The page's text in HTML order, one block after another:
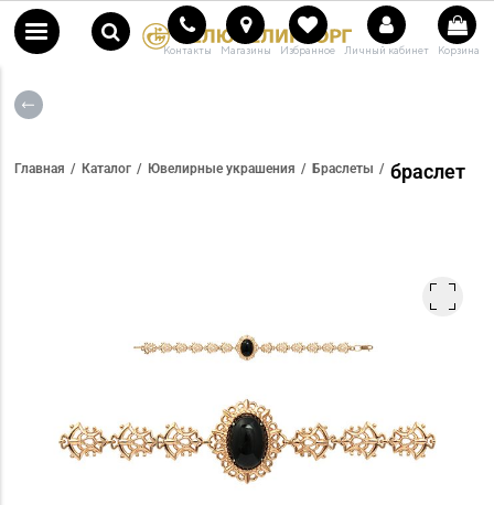
Контакты Магазины Избранное Личный кабинет Корзина
Главная Каталог Ювелирные украшения Браслеты браслет